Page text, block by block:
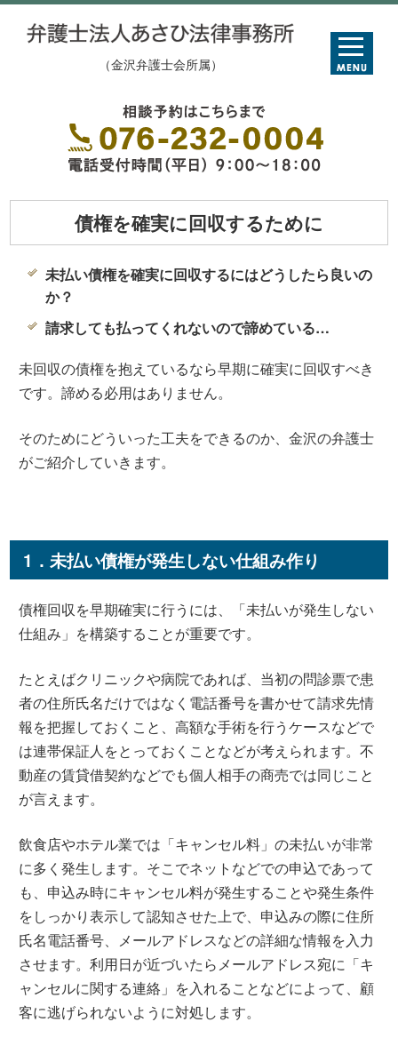
（金沢弁護士会所属）
債権を確実に回収するために
未払い債権を確実に回収するにはどうしたら良いの
か？
請求しても払ってくれないので諦めている…
未回収の債権を抱えているなら早期に確実に回収すべき
です。諦める必用はありません。
そのためにどういった工夫をできるのか、金沢の弁護士
がご紹介していきます。
1．未払い債権が発生しない仕組み作り
債権回収を早期確実に行うには、「未払いが発生しない
仕組み」を構築することが重要です。
たとえばクリニックや病院であれば、当初の問診票で患
者の住所氏名だけではなく電話番号を書かせて請求先情
報を把握しておくこと、高額な手術を行うケースなどで
は連帯保証人をとっておくことなどが考えられます。不
動産の賃貸借契約などでも個人相手の商売では同じこと
が言えます。
飲食店やホテル業では「キャンセル料」の未払いが非常
に多く発生します。そこでネットなどでの申込であって
も、申込み時にキャンセル料が発生することや発生条件
をしっかり表示して認知させた上で、申込みの際に住所
氏名電話番号、メールアドレスなどの詳細な情報を入力
させます。利用日が近づいたらメールアドレス宛に「キ
ャンセルに関する連絡」を入れることなどによって、顧
客に逃げられないように対処します。